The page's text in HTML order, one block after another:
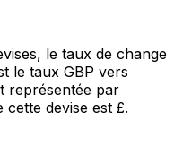
le taux de change
le taux GBP vers
représentée par
cette devise est £.